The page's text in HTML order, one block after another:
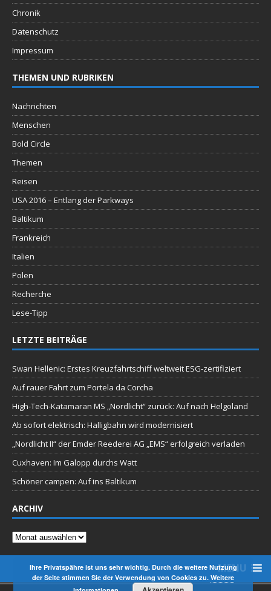
Chronik
Datenschutz
Impressum
THEMEN UND RUBRIKEN
Nachrichten
Menschen
Bold Circle
Themen
Reisen
USA 2016 – Entlang der Parkways
Baltikum
Frankreich
Italien
Polen
Recherche
Lese-Tipp
LETZTE BEITRÄGE
Swan Hellenic: Erstes Kreuzfahrtschiff weltweit ESG-zertifiziert
Auf rauer Fahrt zum Portela da Corcha
High-Tech-Katamaran MS „Nordlicht“ zurück: Auf nach Helgoland
Ab sofort elektrisch: Halligbahn wird modernisiert
„Nordlicht II“ der Emder Reederei AG „EMS“ erfolgreich verladen
Cuxhaven: Im Galopp durchs Watt
Schöner campen: Auf ins Baltikum
ARCHIV
Archiv
MENU
Ihre Privatspähre ist uns sehr wichtig. Durch die weitere Nutzung
der Seite stimmen Sie der Verwendung von Cookies zu.Weitere